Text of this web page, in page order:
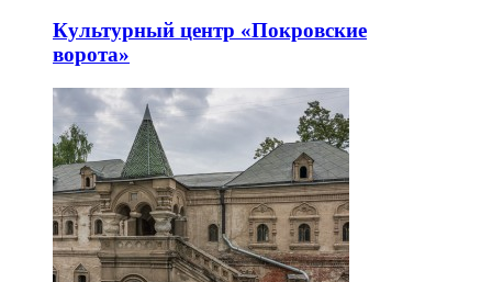
Культурный центр «Покровские
ворота»